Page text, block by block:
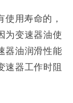
用寿命的，
为变速器油使
器油润滑性能
速器工作时阻